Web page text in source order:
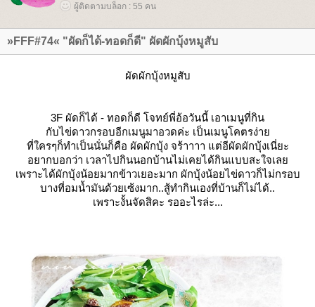
ผู้ติดตามบล็อก : 55 คน
»FFF#74« "ผัดก็ได้-ทอดก็ดี" ผัดผักบุ้งหมูสับ
ผัดผักบุ้งหมูสับ
3F ผัดก็ได้ - ทอดก็ดี จทย์พี่อ้อวันนี้ เอาเมนูที่กิน
กับไข่ดาวกรอบอีกเมนูมาอวดค่ะ เป็นเมนูโคตรง่า
ที่ใครๆก็ทำเป็นนั่นก็คือ ผัดผักบุ้งจร้าาาา แต่อีผัดผักบุ้งเนี่ยะ
อยากบอกว่า เวลาไปกินนอกบ้านไม่เคยได้กินแบบสะใจเล
เพราะได้ผักบุ้งน้อยมากข้าวเยอะมาก ผักบุ้งน้อยไข่ดาวก็ไม่กรอบ
บางที่อมน้ำมันด้วยเซ้งมาก..สู้ทำกินเองที่บ้านก็ไม่ได้..
เพราะงั้นจัดสิคะ รออะไรล่ะ...